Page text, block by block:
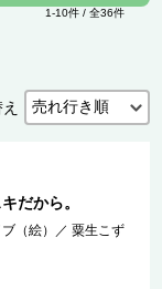
1-10件 / 全36件
だから。
（絵） ／粟生こず